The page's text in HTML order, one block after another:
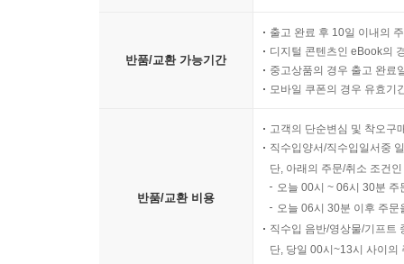
반품/교환 가능기간
출고 완료 후 10일 이내의
디지털 콘텐츠인 eBook의
중고상품의 경우 출고 완료
모바일 쿠폰의 경우 유효기
반품/교환 비용
고객의 단순변심 및 착오구
직수입양서/직수입일서중
단, 아래의 주문/취소 조건
오늘 00시 ~ 06시 30분
오늘 06시 30분 이후 주
직수입 음반/영상물/기프트
단, 당일 00시~13시 사이의